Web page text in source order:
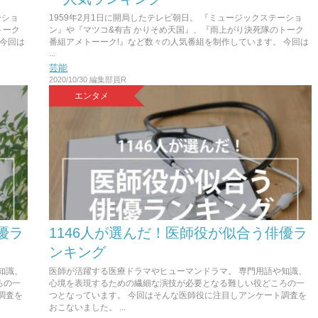
ョ
ク
回は
1959年2月1日に開局したテレビ朝日。 『ミュージックステーショ
ン』や『マツコ&有吉 かりそめ天国』、『雨上がり決死隊のトーク
番組アメトーーク!』など数々の人気番組を制作しています。 今回は
...
芸能
2020/10/30 編集部員R
ラ
、
の一
査を
エンタメ
1146人が選んだ！医師役が似合う俳優ラ
ンキング
医師が活躍する医療ドラマやヒューマンドラマ。 専門用語や知識、
心境を表現するための繊細な演技が必要となる難しい役どころの一
つとなっています。 今回はそんな医師役に注目しアンケート調査を
おこないました。 ...